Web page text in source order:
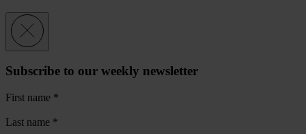
Subscribe to our weekly newsletter
First name *
Last name *